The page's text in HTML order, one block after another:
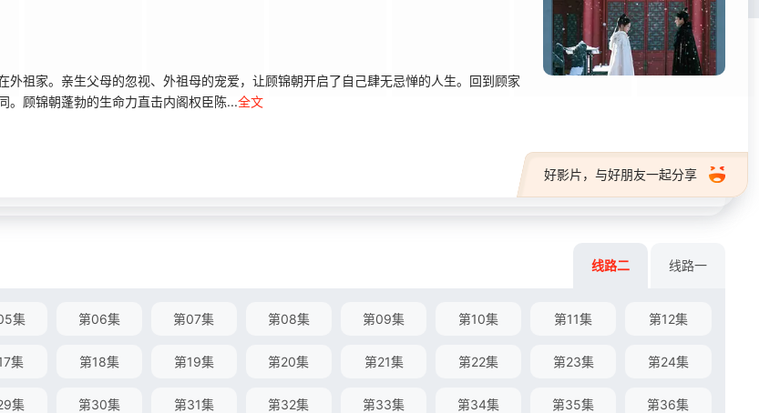
祖家。亲生父母的忽视、外祖母的宠爱，让顾锦朝开启了自己肆无忌惮的人生。回到顾家
。顾锦朝蓬勃的生命力直击内阁权臣陈...全文
好影片，与好朋友一起分享
线路二 线路一
集 第06集 第07集 第08集 第09集 第10集 第11集 第12集
集 第18集 第19集 第20集 第21集 第22集 第23集 第24集
集 第30集 第31集 第32集 第33集 第34集 第35集 第36集